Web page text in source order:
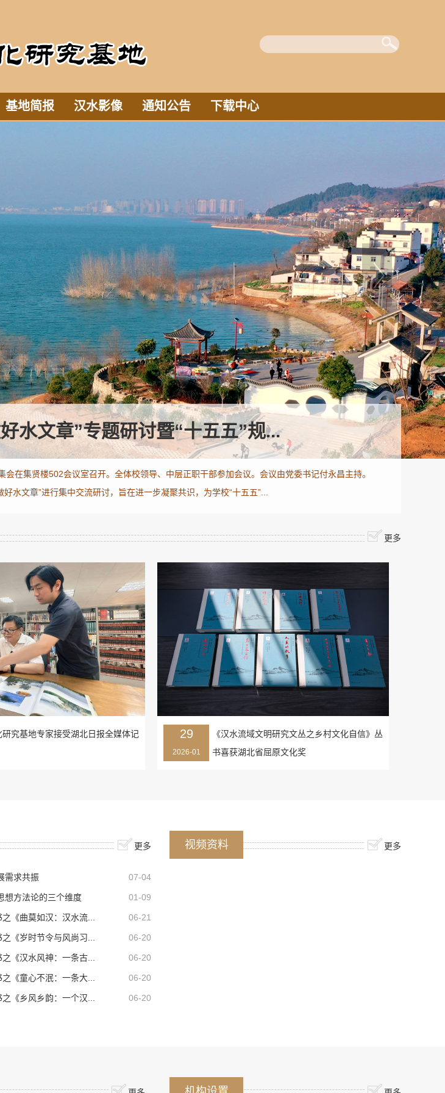
基地简报 汉水影像 通知公告 下载中心
水文章”专题研讨暨“十五五”规...
在集贤楼502会议室召开。全体校领导、中层正职干部参加会议。会议由党委书记付永昌主持。
水文章”进行集中交流研讨，旨在进一步凝聚共识，为学校“十五五”...
更多
研究基地专家接受湖北日报全媒体记
29
2026-01
《汉水流域文明研究文丛之乡村文化自信》丛
书喜获湖北省屈原文化奖
更多
需求共振 07-04
想方法论的三个维度 01-09
《曲莫如汉：汉水流... 06-21
《岁时节令与风尚习... 06-20
《汉水风神：一条古... 06-20
《童心不泯：一条大... 06-20
《乡风乡韵：一个汉... 06-20
视频资料 更多